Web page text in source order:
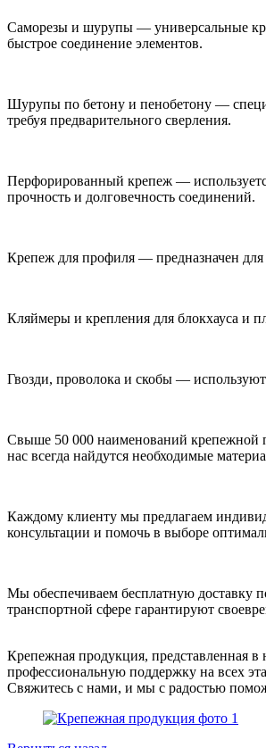
Саморезы и шурупы — универсальные
быстрое соединение элементов.
Шурупы по бетону и пенобетону —
требуя предварительного сверления.
Перфорированный крепеж —
прочность и долговечность соединений.
Крепеж для профиля — предназначен
Кляймеры и крепления для блокхауса и
Гвозди, проволока и скобы —
Свыше 50 000 наименований крепежной
нас всегда найдутся необходимые
Каждому клиенту мы предлагаем
консультации и помочь в выборе
Мы обеспечиваем бесплатную доставку
транспортной сфере гарантируют
Крепежная продукция, представленная в
профессиональную поддержку на всех
Свяжитесь с нами, и мы с радостью